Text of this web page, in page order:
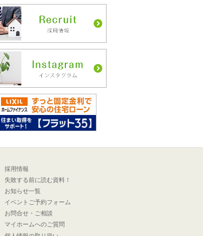
採用情報
失敗する前に読む資料！
お知らせ一覧
イベントご予約フォーム
お問合せ・ご相談
マイホームへのご質問